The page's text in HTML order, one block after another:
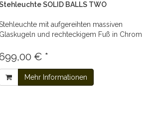
SOLID BALLS TWO
mit aufgereihten massiven
Glaskugeln und rechteckigem Fuß in Chrom
€ *
Mehr Informationen